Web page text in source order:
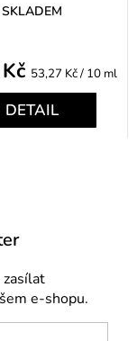
SKLADEM
Měrná
cena:
53,27 Kč / 10 ml
DETAIL
e-shopu.